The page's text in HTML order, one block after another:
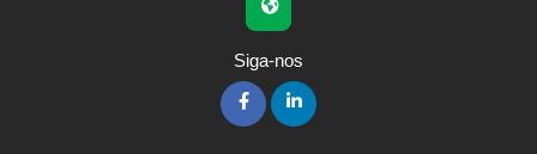
Siga-nos